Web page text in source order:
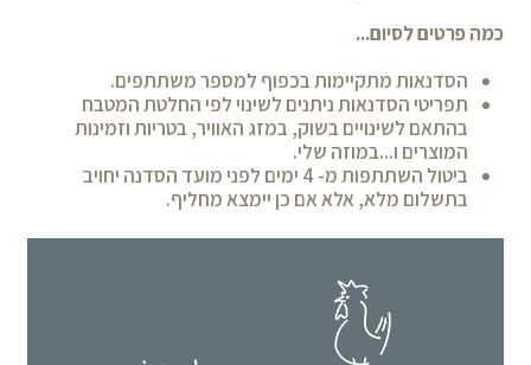
כמה פרטים לסיום...
הסדנאות מתקיימות בכפוף למספר משתתפים.
תפריטי הסדנאות ניתנים לשינוי לפי החלטת המטבח
בהתאם לשינויים בשוק, במזג האוויר, בטריות וזמינות
המוצרים ו...במוזה שלי.
ביטול השתתפות מ- 4 ימים לפני מועד הסדנה יחויב
בתשלום מלא, אלא אם כן יימצא מחליף.